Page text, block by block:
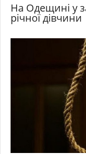
На Одещині у
річної дівчини